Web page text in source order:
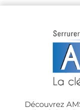
Découvrez